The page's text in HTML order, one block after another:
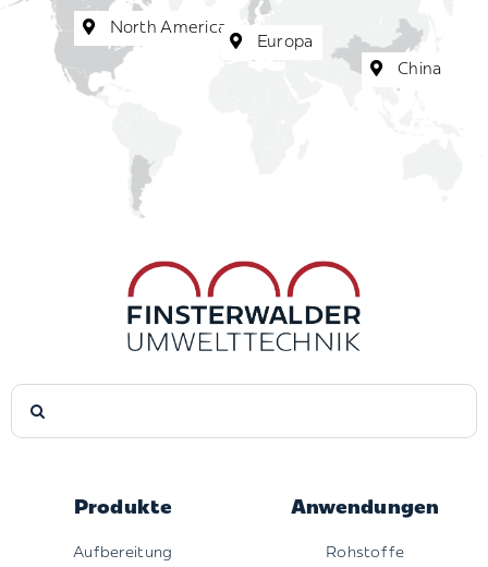
North America
Europa
China
Suche
nach:
Produkte
Aufbereitung
Anwendungen
Rohstoffe